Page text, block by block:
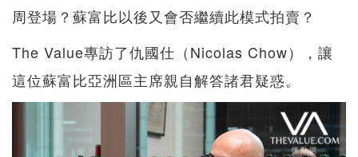
周登場？蘇富比以後又會否繼續此模式拍賣？
The Value專訪了仇國仕（Nicolas Chow），讓
這位蘇富比亞洲區主席親自解答諸君疑惑。